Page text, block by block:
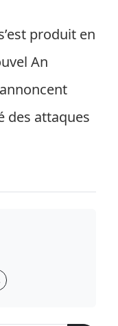
produit en
An
des attaques